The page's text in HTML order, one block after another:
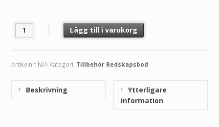
Stålsockel till Arrow redskapsbod Hamlet mängd
Lägg till i varukorg
Artikelnr: N/A Kategori: Tillbehör Redskapsbod
Beskrivning
Ytterligare
information